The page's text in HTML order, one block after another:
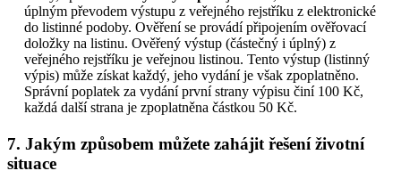
úplným převodem výstupu z veřejného rejstříku z elektronické
do listinné podoby. Ověření se provádí připojením ověřovací
doložky na listinu. Ověřený výstup (částečný i úplný) z
veřejného rejstříku je veřejnou listinou. Tento výstup (listinný
výpis) může získat každý, jeho vydání je však zpoplatněno.
Správní poplatek za vydání první strany výpisu činí 100 Kč,
každá další strana je zpoplatněna částkou 50 Kč.
7. Jakým způsobem můžete zahájit řešení životní
situace